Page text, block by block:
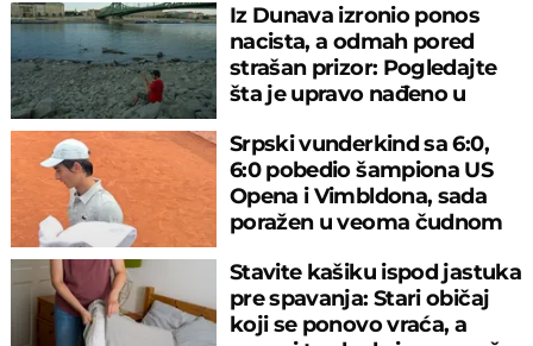
Iz Dunava izronio ponos
nacista, a odmah pored
strašan prizor: Pogledajte
šta je upravo nađeno u
Srpski vunderkind sa 6:0,
6:0 pobedio šampiona US
Opena i Vimbldona, sada
poražen u veoma čudnom
Stavite kašiku ispod jastuka
pre spavanja: Stari običaj
koji se ponovo vraća, a